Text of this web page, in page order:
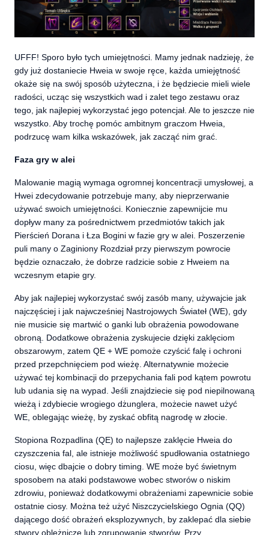
UFFF! Sporo było tych umiejętności. Mamy jednak nadzieję, że
gdy już dostaniecie Hweia w swoje ręce, każda umiejętność
okaże się na swój sposób użyteczna, i że będziecie mieli wiele
radości, ucząc się wszystkich wad i zalet tego zestawu oraz
tego, jak najlepiej wykorzystać jego potencjał. Ale to jeszcze nie
wszystko. Aby trochę pomóc ambitnym graczom Hweia,
podrzucę wam kilka wskazówek, jak zacząć nim grać.
Faza gry w alei
Malowanie magią wymaga ogromnej koncentracji umysłowej, a
Hwei zdecydowanie potrzebuje many, aby nieprzerwanie
używać swoich umiejętności. Koniecznie zapewnijcie mu
dopływ many za pośrednictwem przedmiotów takich jak
Pierścień Dorana i Łza Bogini w fazie gry w alei. Poszerzenie
puli many o Zaginiony Rozdział przy pierwszym powrocie
będzie oznaczało, że dobrze radzicie sobie z Hweiem na
wczesnym etapie gry.
Aby jak najlepiej wykorzystać swój zasób many, używajcie jak
najczęściej i jak najwcześniej Nastrojowych Świateł (WE), gdy
nie musicie się martwić o ganki lub obrażenia powodowane
obroną. Dodatkowe obrażenia zyskujecie dzięki zaklęciom
obszarowym, zatem QE + WE pomoże czyścić falę i ochroni
przed przepchnięciem pod wieżę. Alternatywnie możecie
używać tej kombinacji do przepychania fali pod kątem powrotu
lub udania się na wypad. Jeśli znajdziecie się pod niepilnowaną
wieżą i zdybiecie wrogiego dżunglera, możecie nawet użyć
WE, oblegając wieżę, by zyskać obfitą nagrodę w złocie.
Stopiona Rozpadlina (QE) to najlepsze zaklęcie Hweia do
czyszczenia fal, ale istnieje możliwość spudłowania ostatniego
ciosu, więc dbajcie o dobry timing. WE może być świetnym
sposobem na ataki podstawowe wobec stworów o niskim
zdrowiu, ponieważ dodatkowymi obrażeniami zapewnicie sobie
ostatnie ciosy. Można też użyć Niszczycielskiego Ognia (QQ)
dającego dość obrażeń eksplozywnych, by zaklepać dla siebie
stwory oblężnicze lub zgrupowanie stworów. Przy